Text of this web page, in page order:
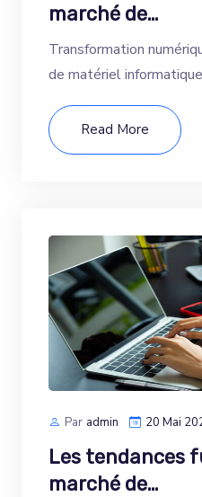
marché de…
Transformation
de matériel
Read More
Par Admin 20 Mai
Les tendances
marché de…